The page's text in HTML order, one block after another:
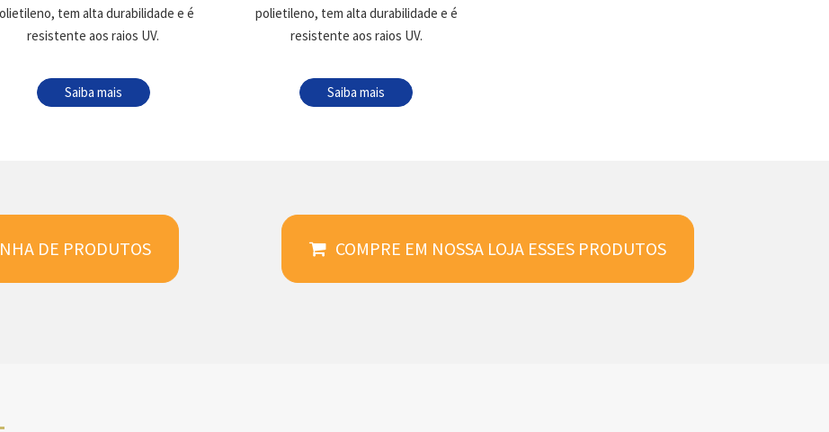
tem alta durabilidade e é
resistente aos raios UV.
Saiba mais
polietileno, tem alta durabilidade e é
resistente aos raios UV.
Saiba mais
DE PRODUTOS COMPRE EM NOSSA LOJA ESSES PRODUTOS